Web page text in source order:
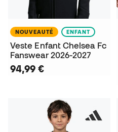
NOUVEAUTÉ ENFANT
Veste Enfant Chelsea Fc
Fanswear 2026-2027
94,99 €